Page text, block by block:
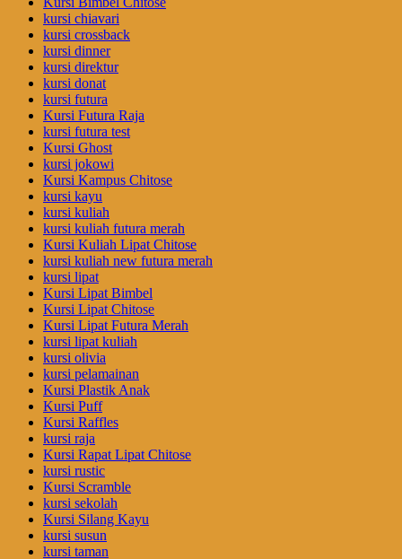
kursi chiavari
kursi crossback
kursi dinner
kursi direktur
kursi donat
kursi futura
Kursi Futura Raja
kursi futura test
Kursi Ghost
kursi jokowi
Kursi Kampus Chitose
kursi kayu
kursi kuliah
kursi kuliah futura merah
Kursi Kuliah Lipat Chitose
kursi kuliah new futura merah
kursi lipat
Kursi Lipat Bimbel
Kursi Lipat Chitose
Kursi Lipat Futura Merah
kursi lipat kuliah
kursi olivia
kursi pelamainan
Kursi Plastik Anak
Kursi Puff
Kursi Raffles
kursi raja
Kursi Rapat Lipat Chitose
kursi rustic
Kursi Scramble
kursi sekolah
Kursi Silang Kayu
kursi susun
kursi taman